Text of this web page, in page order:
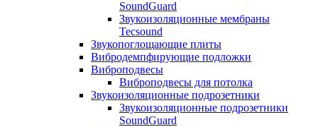
SoundGuard
Звукоизоляционные мембраны
Tecsound
Звукопоглощающие плиты
Вибродемпфирующие подложки
Виброподвесы
Виброподвесы для потолка
Звукоизоляционные подрозетники
Звукоизоляционные подрозетники
SoundGuard